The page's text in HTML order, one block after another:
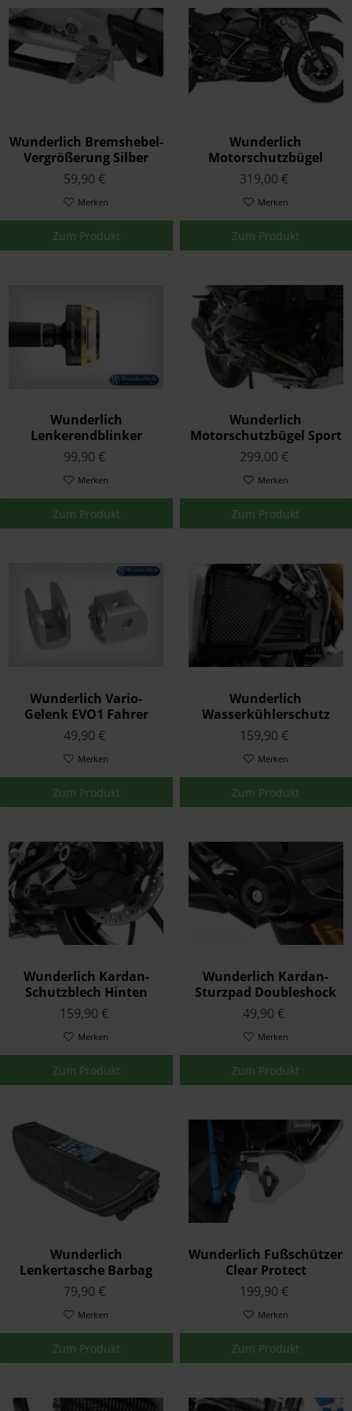
Wunderlich Bremshebel-
Vergrößerung Silber
K53/54
59,90 €
Merken
Zum Produkt
Wunderlich
Motorschutzbügel
Schwarz K51/53/54
319,00 €
Merken
Zum Produkt
Wunderlich
Lenkerendblinker
motogadget »mo.blaze
Disc« Links Schwarz
99,90 €
Merken
Zum Produkt
Wunderlich
Motorschutzbügel Sport
Schwarz K50 K53/54
299,00 €
Merken
Zum Produkt
Wunderlich Vario-
Gelenk EVO1 Fahrer
Paar K23 K33 K49 K53/54
49,90 €
Merken
Zum Produkt
Wunderlich
Wasserkühlerschutz
Extreme Schwarz K53/54
159,90 €
Merken
Zum Produkt
Wunderlich Kardan-
Schutzblech Hinten
Schwarz
159,90 €
Merken
Zum Produkt
Wunderlich Kardan-
Sturzpad Doubleshock
Hinten Schwarz
49,90 €
Merken
Zum Produkt
Wunderlich
Lenkertasche Barbag
Media Größe L Schwarz
79,90 €
Merken
Zum Produkt
Wunderlich Fußschützer
Clear Protect
Transparent
199,90 €
Merken
Zum Produkt